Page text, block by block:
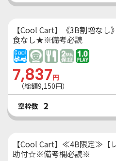
【Cool Cart】《3B割増な
食なし★※備考必読
7,837円
（総額9,150円）
空枠数 2
【Cool Cart】≪4B限定≫【
助付☆※備考欄必読※